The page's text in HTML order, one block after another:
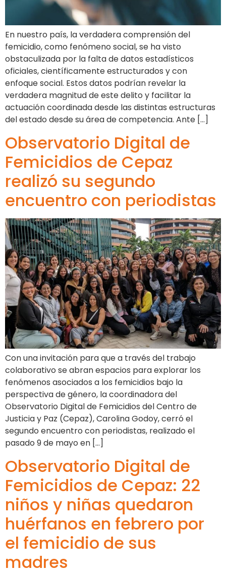
En nuestro país, la verdadera comprensión del
femicidio, como fenómeno social, se ha visto
obstaculizada por la falta de datos estadísticos
oficiales, científicamente estructurados y con
enfoque social. Estos datos podrían revelar la
verdadera magnitud de este delito y facilitar la
actuación coordinada desde las distintas estructuras
del estado desde su área de competencia. Ante […]
Observatorio Digital de
Femicidios de Cepaz
realizó su segundo
encuentro con periodistas
Con una invitación para que a través del trabajo
colaborativo se abran espacios para explorar los
fenómenos asociados a los femicidios bajo la
perspectiva de género, la coordinadora del
Observatorio Digital de Femicidios del Centro de
Justicia y Paz (Cepaz), Carolina Godoy, cerró el
segundo encuentro con periodistas, realizado el
pasado 9 de mayo en […]
Observatorio Digital de
Femicidios de Cepaz: 22
niños y niñas quedaron
huérfanos en febrero por
el femicidio de sus
madres